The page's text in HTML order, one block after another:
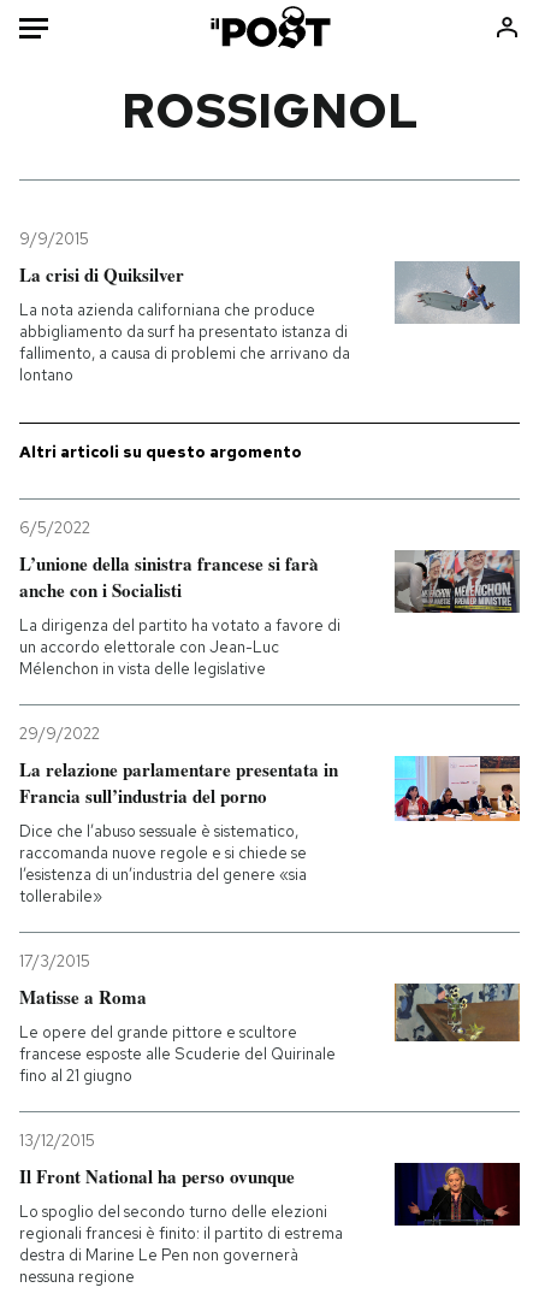
Mondo
Politica
Tecnologia
Internet
Economia
Storie/Idee
Ok Boomer!
PODCAST
NEWSLETTER
I MIEI PREFERITI
SHOP
CALENDARIO
Entra
ROSSIGNOL
9/9/2015
La crisi di Quiksilver
La nota azienda californiana che produce
abbigliamento da surf ha presentato istanza di
fallimento, a causa di problemi che arrivano da
lontano
Altri articoli su questo argomento
6/5/2022
L’unione della sinistra francese si farà
anche con i Socialisti
La dirigenza del partito ha votato a favore di
un accordo elettorale con Jean-Luc
Mélenchon in vista delle legislative
29/9/2022
La relazione parlamentare presentata in
Francia sull’industria del porno
Dice che l’abuso sessuale è sistematico,
raccomanda nuove regole e si chiede se
l’esistenza di un’industria del genere «sia
tollerabile»
17/3/2015
Matisse a Roma
Le opere del grande pittore e scultore
francese esposte alle Scuderie del Quirinale
fino al 21 giugno
13/12/2015
Il Front National ha perso ovunque
Lo spoglio del secondo turno delle elezioni
regionali francesi è finito: il partito di estrema
destra di Marine Le Pen non governerà
nessuna regione